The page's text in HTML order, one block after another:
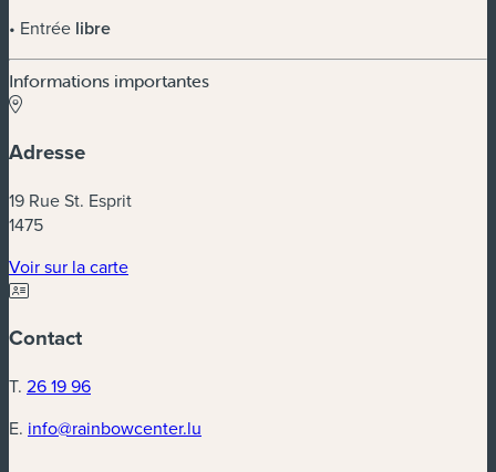
• Entrée libre
Informations importantes
Adresse
19 Rue St. Esprit
1475
Voir sur la carte(nouvelle fenêtre)
Contact
T. 26 19 96
E. info@rainbowcenter.lu